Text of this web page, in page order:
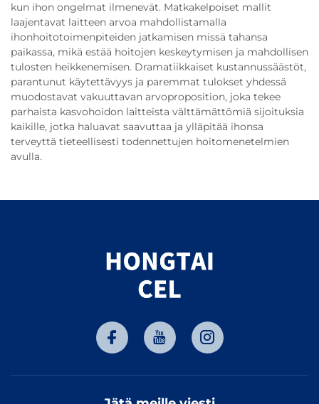
kun ihon ongelmat ilmenevät. Matkakelpoiset mallit
laajentavat laitteen arvoa mahdollistamalla
ihonhoitotoimenpiteiden jatkamisen missä tahansa
paikassa, mikä estää hoitojen keskeytymisen ja mahdollisen
tulosten heikkenemisen. Dramatiikkaiset kustannussäästöt,
parantunut käytettävyys ja paremmat tulokset yhdessä
muodostavat vakuuttavan arvoproposition, joka tekee
parhaista kasvohoidon laitteista välttämättömiä sijoituksia
kaikille, jotka haluavat saavuttaa ja ylläpitää ihonsa
terveyttä tieteellisesti todennettujen hoitomenetelmien
avulla.